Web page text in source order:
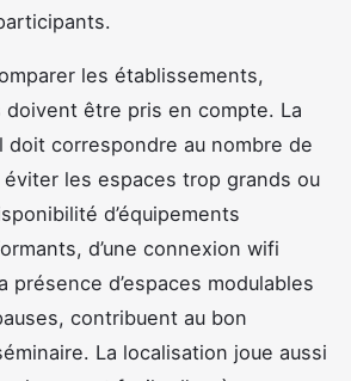
les établissements,
doivent être pris en compte. La
doit correspondre au nombre de
les espaces trop grands ou
d’équipements
d’une connexion wifi
présence d’espaces modulables
contribuent au bon
La localisation joue aussi